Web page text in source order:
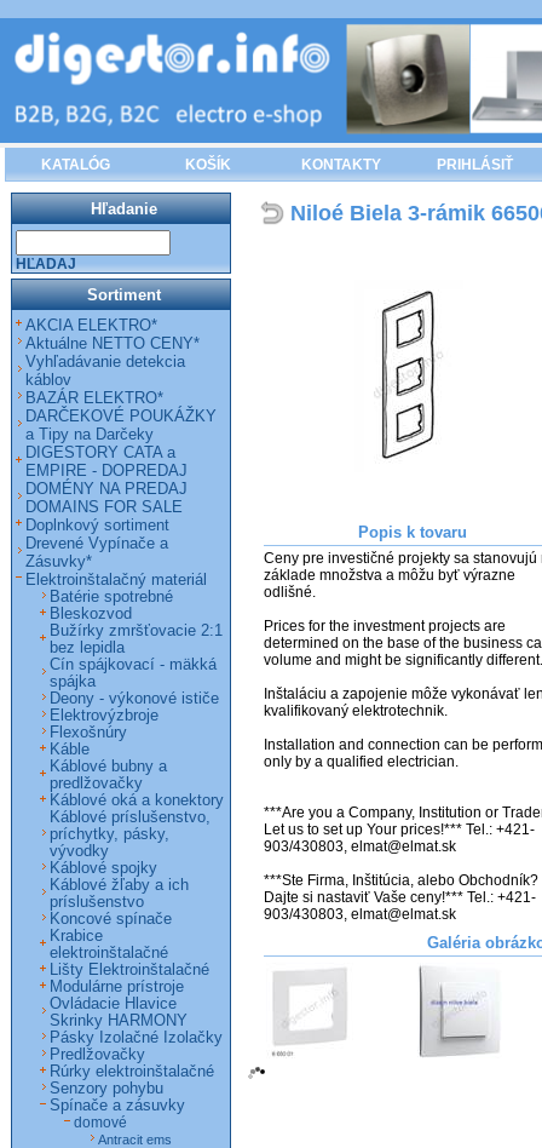
KATALÓG KOŠÍK KONTAKTY PRIHLÁSIŤ
Niloé Biela 3-rámik
Popis k tovaru
Ceny pre investičné projekty sa stanovujú
základe množstva a môžu byť výrazne
odlišné.
Prices for the investment projects are
determined on the base of the business
volume and might be significantly
Inštaláciu a zapojenie môže vykonávať
kvalifikovaný elektrotechnik.
Installation and connection can be
only by a qualified electrician.
***Are you a Company, Institution or
Let us to set up Your prices!*** Tel.: +421-
903/430803, elmat@elmat.sk
***Ste Firma, Inštitúcia, alebo Obchodník?
Dajte si nastaviť Vaše ceny!*** Tel.: +421-
903/430803, elmat@elmat.sk
Galéria
Hľadanie
HĽADAJ
Sortiment
AKCIA ELEKTRO*
Aktuálne NETTO CENY*
Vyhľadávanie detekcia
káblov
BAZÁR ELEKTRO*
DARČEKOVÉ POUKÁŽKY
a Tipy na Darčeky
DIGESTORY CATA a
EMPIRE - DOPREDAJ
DOMÉNY NA PREDAJ
DOMAINS FOR SALE
Doplnkový sortiment
Drevené Vypínače a
Zásuvky*
Elektroinštalačný materiál
Batérie spotrebné
Bleskozvod
Bužírky zmršťovacie 2:1
bez lepidla
Cín spájkovací - mäkká
spájka
Deony - výkonové ističe
Elektrovýzbroje
Flexošnúry
Káble
Káblové bubny a
predlžovačky
Káblové oká a konektory
Káblové príslušenstvo,
príchytky, pásky,
vývodky
Káblové spojky
Káblové žľaby a ich
príslušenstvo
Koncové spínače
Krabice
elektroinštalačné
Lišty Elektroinštalačné
Modulárne prístroje
Ovládacie Hlavice
Skrinky HARMONY
Pásky Izolačné Izolačky
Predlžovačky
Rúrky elektroinštalačné
Senzory pohybu
Spínače a zásuvky
domové
Antracit ems